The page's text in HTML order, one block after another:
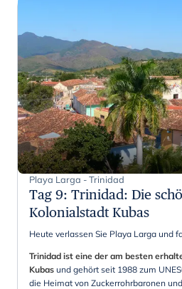
Playa Larga - Trinidad
Tag 9: Trinidad: Die
Kolonialstadt Kubas
Heute verlassen Sie Playa Larga und
Trinidad ist eine der am besten
Kubas und gehört seit 1988 zum
die Heimat von Zuckerrohrbaronen